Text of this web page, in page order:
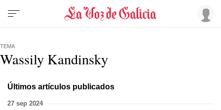
TEMA
Wassily Kandinsky
Últimos artículos publicados
27 sep 2024